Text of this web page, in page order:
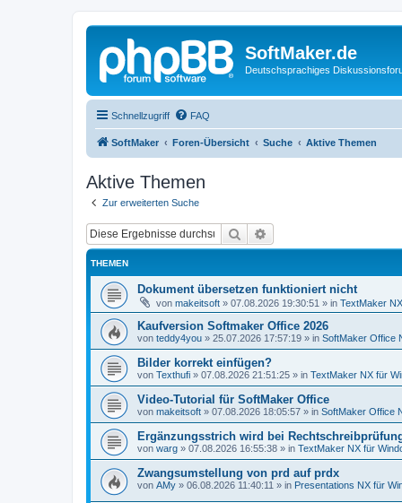
SoftMaker.de
Deutschsprachiges
Schnellzugriff FAQ
SoftMaker Foren-Übersicht Suche Aktive Themen
Aktive Themen
Zur erweiterten Suche
Suche
THEMEN
Dokument übersetzen funktioniert nicht
von makeitsoft » 07.08.2026 19:30:51 » in TextMaker
Kaufversion Softmaker Office 2026
von teddy4you » 25.07.2026 17:57:19 » in SoftMaker Office
Bilder korrekt einfügen?
von Texthufi » 07.08.2026 21:51:25 » in TextMaker NX für
Video-Tutorial für SoftMaker Office
von makeitsoft » 07.08.2026 18:05:57 » in SoftMaker Office
Ergänzungsstrich wird bei
von warg » 07.08.2026 16:55:38 » in TextMaker NX für
Zwangsumstellung von prd auf prdx
von AMy » 06.08.2026 11:40:11 » in Presentations NX für